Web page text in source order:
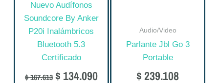
Nuevo Audífonos
Soundcore By Anker
P20i Inalámbricos
Bluetooth 5.3
Certificado
$167.613 $ 134.090
Audio/Video
Parlante Jbl Go 3
Portable
$239.108